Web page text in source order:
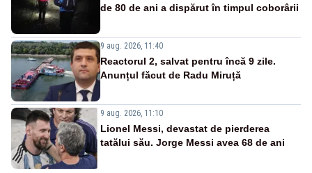
de 80 de ani a dispărut în timpul coborârii
9 aug. 2026, 11:40
Reactorul 2, salvat pentru încă 9 zile.
Anunțul făcut de Radu Miruță
9 aug. 2026, 11:10
Lionel Messi, devastat de pierderea
tatălui său. Jorge Messi avea 68 de ani